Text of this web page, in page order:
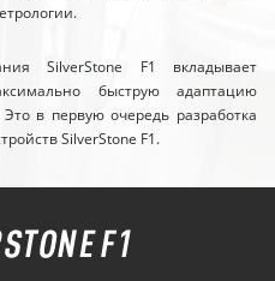
SilverStone F1 вкладывает
быструю адаптацию
в первую очередь разработка
SilverStone F1.